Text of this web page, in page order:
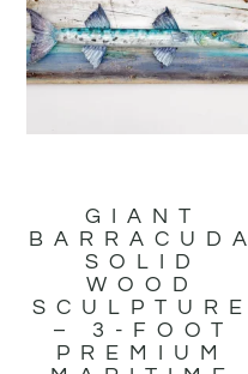
GIANT
BARRACUDA
SOLID
WOOD
SCULPTURE
– 3-FOOT
PREMIUM